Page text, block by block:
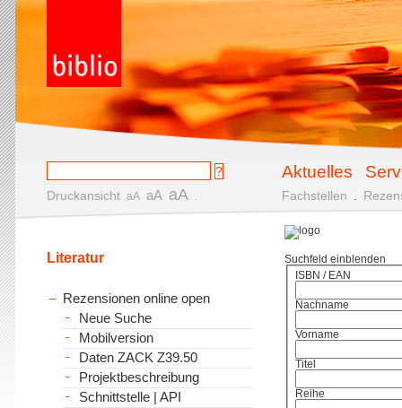
Aktuelles
Druckansicht aA aA aA Fachstellen
Suchfeld einblenden
ISBN / EAN
Nachname
Vorname
Titel
Reihe
Literatur
Rezensionen online open
Neue Suche
Mobilversion
Daten ZACK Z39.50
Projektbeschreibung
Schnittstelle | API